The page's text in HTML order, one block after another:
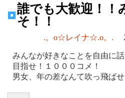
誰でも大歓迎！！
そ！！
.。o☆レイナ☆.o。.
みんなが好きなことを自由に
目指せ！１０００コメ！
男女、年の差なんて吹っ飛ばせ